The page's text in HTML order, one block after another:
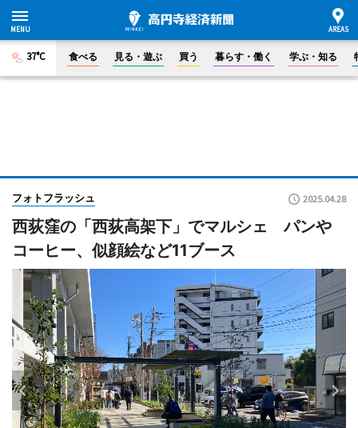
37°C 食べる 見る・遊ぶ 買う 暮らす・働く 学ぶ・知る
フォトフラッシュ 2025.04.28
西荻窪の「西荻高架下」でマルシェ パンや
コーヒー、似顔絵など11ブース